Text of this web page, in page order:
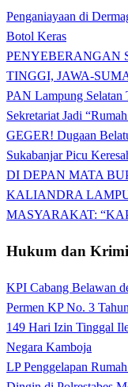
Penganiayaan di
Botol Keras
PENYEBERANGAN
TINGGI, JAWA-
PAN Lampung Selatan
Sekretariat Jadi
GEGER! Dugaan
Sukabanjar Picu
DI DEPAN MATA
KALIANDRA
MASYARAKAT:
Hukum dan
KPI Cabang Belawan
Permen KP No. 3
149 Hari Izin Tinggal
Negara Kamboja
LP Penggelapan